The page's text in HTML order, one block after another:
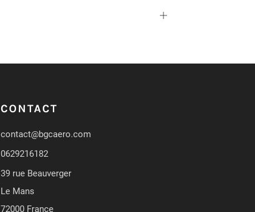
Ouvrir
CONTACT
contact@bgcaero.com
0629216182
39 rue Beauverger
Le Mans
72000 France